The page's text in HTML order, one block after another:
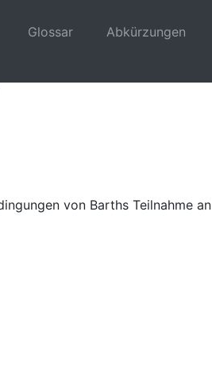
Glossar Abkürzungen
von Barths Teilnahme an